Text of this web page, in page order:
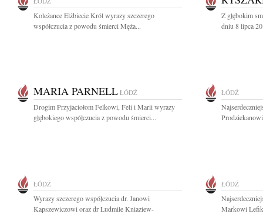
Koleżance Elżbiecie Król wyrazy szczerego
współczucia z powodu śmierci Męża...
Z głębokim
dniu 8 lipca
MARIA PARNELL ŁÓDŹ
Drogim Przyjaciołom Felkowi, Feli i Marii wyrazy
głębokiego współczucia z powodu śmierci...
ŁÓDŹ
ŁÓDŹ
Wyrazy szczerego współczucia dr. Janowi
Kapszewiczowi oraz dr Ludmile Kniaziew-
ŁÓDŹ
Markowi